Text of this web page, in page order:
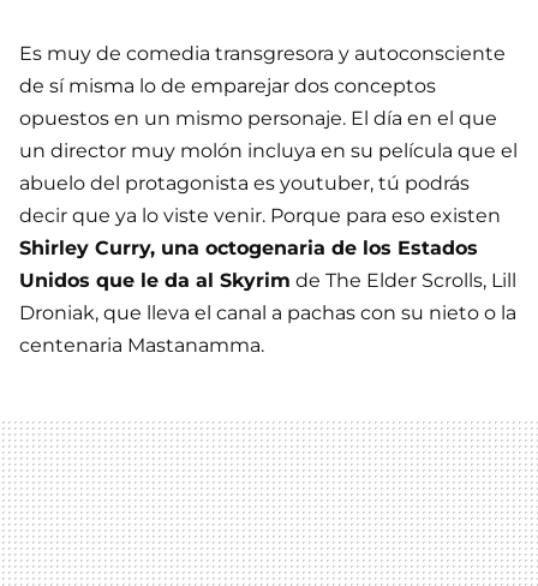
Es muy de comedia transgresora y autoconsciente
de sí misma lo de emparejar dos conceptos
opuestos en un mismo personaje. El día en el que
un director muy molón incluya en su película que el
abuelo del protagonista es youtuber, tú podrás
decir que ya lo viste venir. Porque para eso existen
Shirley Curry, una octogenaria de los Estados
Unidos que le da al Skyrim de The Elder Scrolls, Lill
Droniak, que lleva el canal a pachas con su nieto o la
centenaria Mastanamma.